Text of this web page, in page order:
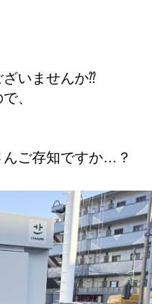
いませんか⁇
、
んご存知ですか…？